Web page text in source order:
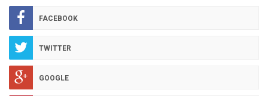
FACEBOOK
TWITTER
GOOGLE